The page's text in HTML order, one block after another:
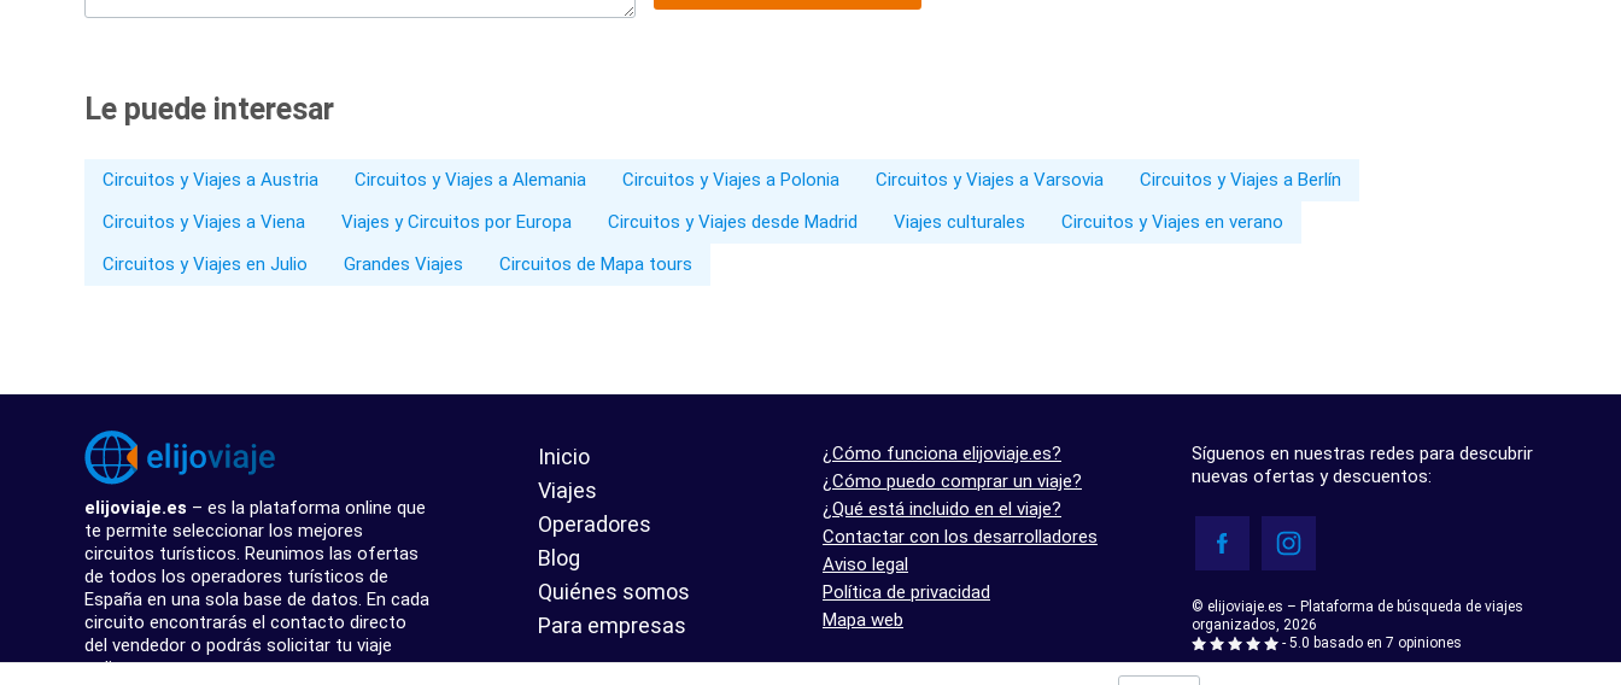
Le puede interesar
Circuitos y Viajes a Austria Circuitos y Viajes a Alemania Circuitos y Viajes a Polonia Circuitos y Viajes a Varsovia
Circuitos y Viajes a Berlín
Circuitos y Viajes a Viena
Viajes y Circuitos por Europa Circuitos y Viajes desde Madrid Viajes culturales
Circuitos y Viajes en verano
Circuitos y Viajes en Julio
Grandes Viajes Circuitos de Mapa tours
elijoviaje.es – es la plataforma online que
te permite seleccionar los mejores
circuitos turísticos. Reunimos las ofertas
de todos los operadores turísticos de
España en una sola base de datos. En cada
circuito encontrarás el contacto directo
del vendedor o podrás solicitar tu viaje
online.
Inicio
Viajes
Operadores
Blog
Quiénes somos
Para empresas
¿Cómo funciona elijoviaje.es?
¿Cómo puedo comprar un viaje?
¿Qué está incluido en el viaje?
Contactar con los desarrolladores
Aviso legal
Política de privacidad
Mapa web
Síguenos en nuestras redes para descubrir
nuevas ofertas y descuentos:
© elijoviaje.es – Plataforma de búsqueda de viajes
organizados, 2026
- 5.0 basado en 7 opiniones